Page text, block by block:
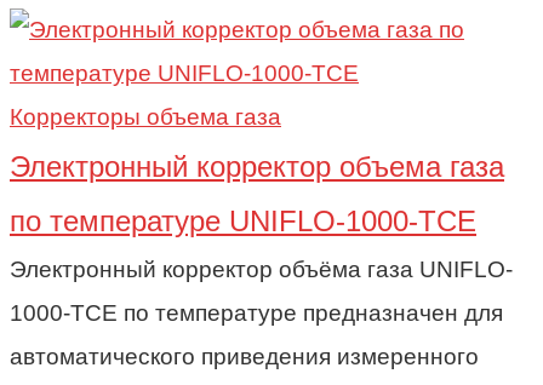
Корректоры объема газа
Электронный корректор объема газа
по температуре UNIFLO-1000-TCE
Электронный корректор объёма газа UNIFLO-
1000-TCE по температуре предназначен для
автоматического приведения измеренного